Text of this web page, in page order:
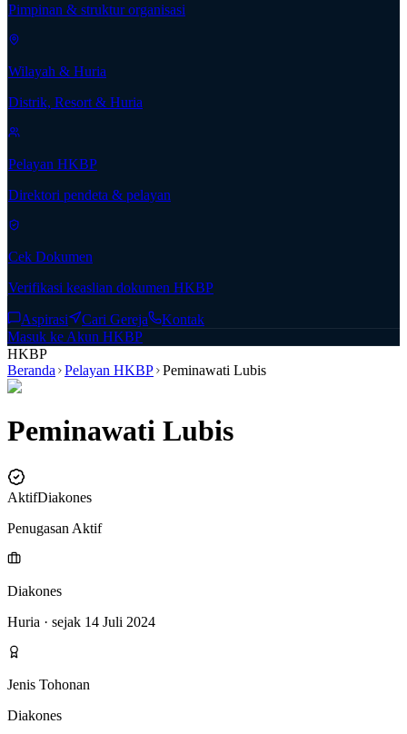
Pimpinan & struktur organisasi
Wilayah & Huria
Distrik, Resort & Huria
Pelayan HKBP
Direktori pendeta & pelayan
Cek Dokumen
Verifikasi keaslian dokumen HKBP
Aspirasi Cari Gereja
Kontak
Masuk ke Akun HKBP
HKBP
Beranda
Pelayan HKBP Peminawati Lubis
Peminawati Lubis
AktifDiakones
Penugasan Aktif
Diakones
Huria · sejak 14 Juli 2024
Jenis Tohonan
Diakones